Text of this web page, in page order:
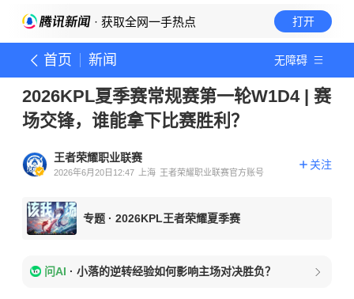
· 获取全网一手热点 打开
首页 新闻 无障碍
2026KPL夏季赛常规赛第一轮W1D4 | 赛
场交锋，谁能拿下比赛胜利？
王者荣耀职业联赛
2026年6月20日12:47 上海 王者荣耀职业联赛官方账号
关注
专题 · 2026KPL王者荣耀夏季赛
问AI · 小落的逆转经验如何影响主场对决胜负？